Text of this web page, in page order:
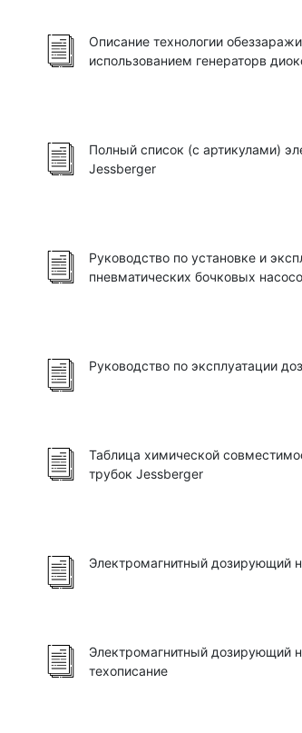
Описание технологии
использованием генераторв
Полный список (с артикулами)
Jessberger
Руководство по установке и
пневматических бочковых
Руководство по эксплуатации
Таблица химической
трубок Jessberger
Электромагнитный дозирующий
Электромагнитный дозирующий
техописание